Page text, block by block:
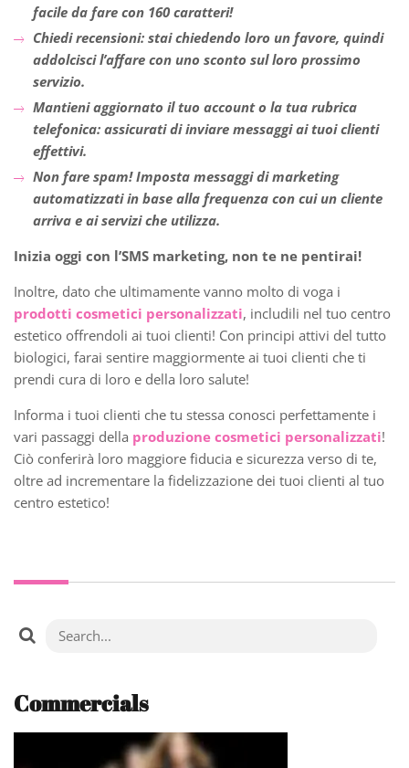
facile da fare con 160 caratteri!
Chiedi recensioni: stai chiedendo loro un favore, quindi
addolcisci l’affare con uno sconto sul loro prossimo
servizio.
Mantieni aggiornato il tuo account o la tua rubrica
telefonica: assicurati di inviare messaggi ai tuoi clienti
effettivi.
Non fare spam! Imposta messaggi di marketing
automatizzati in base alla frequenza con cui un cliente
arriva e ai servizi che utilizza.
Inizia oggi con l’SMS marketing, non te ne pentirai!
Inoltre, dato che ultimamente vanno molto di voga i
prodotti cosmetici personalizzati, includili nel tuo centro
estetico offrendoli ai tuoi clienti! Con principi attivi del tutto
biologici, farai sentire maggiormente ai tuoi clienti che ti
prendi cura di loro e della loro salute!
Informa i tuoi clienti che tu stessa conosci perfettamente i
vari passaggi della produzione cosmetici personalizzati!
Ciò conferirà loro maggiore fiducia e sicurezza verso di te,
oltre ad incrementare la fidelizzazione dei tuoi clienti al tuo
centro estetico!
Commercials